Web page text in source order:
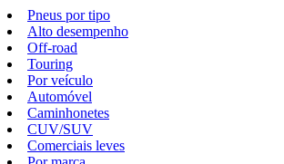
Pneus por tipo
Alto desempenho
Off-road
Touring
Por veículo
Automóvel
Caminhonetes
CUV/SUV
Comerciais leves